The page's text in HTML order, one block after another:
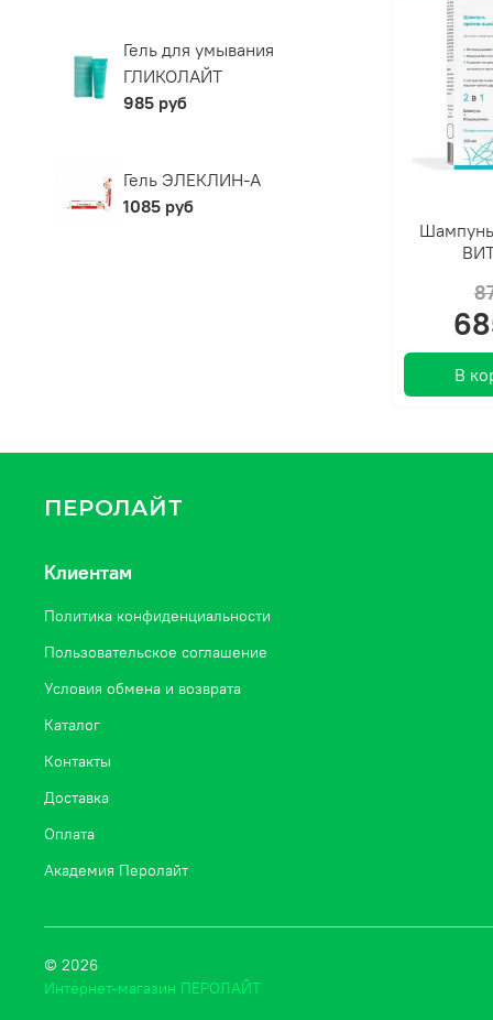
В
Гель для умывания
ГЛИКОЛАЙТ
985 руб
Гель ЭЛЕКЛИН-А
1085 руб
ПЕРОЛАЙТ
Клиентам
Политика конфиденциальности
Пользовательское соглашение
Условия обмена и возврата
Каталог
Контакты
Доставка
Оплата
Академия Перолайт
© 2026
Интернет-магазин ПЕРОЛАЙТ